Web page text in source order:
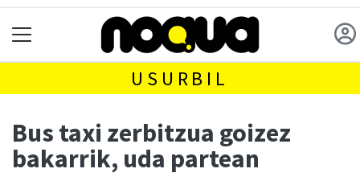
USURBIL
Bus taxi zerbitzua goizez
bakarrik, uda partean